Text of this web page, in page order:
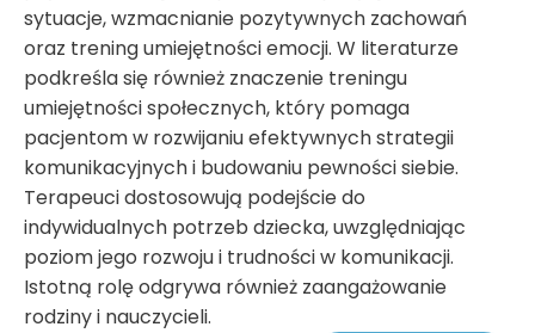
sytuacje, wzmacnianie pozytywnych zachowań
oraz trening umiejętności emocji. W literaturze
podkreśla się również znaczenie treningu
umiejętności społecznych, który pomaga
pacjentom w rozwijaniu efektywnych strategii
komunikacyjnych i budowaniu pewności siebie.
Terapeuci dostosowują podejście do
indywidualnych potrzeb dziecka, uwzględniając
poziom jego rozwoju i trudności w komunikacji.
Istotną rolę odgrywa również zaangażowanie
rodziny i nauczycieli.